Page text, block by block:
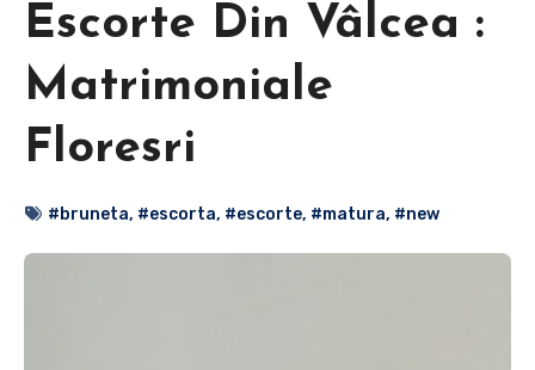
Escorte Din Vâlcea :
Matrimoniale
Floresri
#bruneta, #escorta, #escorte, #matura, #new